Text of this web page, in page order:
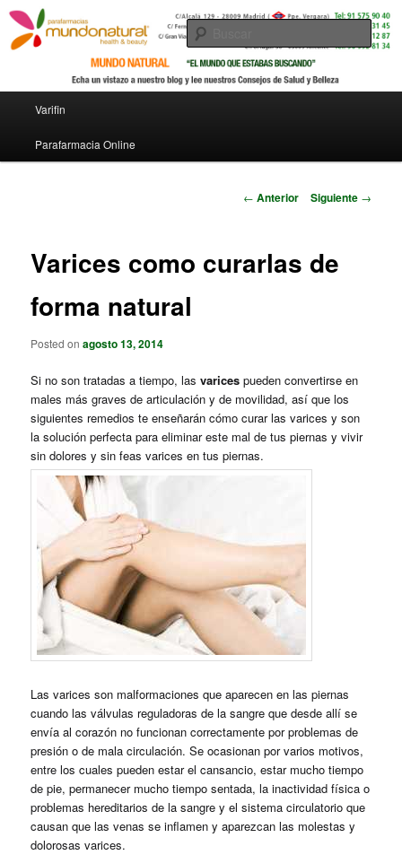
Ir al contenido principal
Varifin
Parafarmacia Online
Navegador de artículos
← Anterior Siguiente →
Varices como curarlas de
forma natural
Posted onagosto 13, 2014
Si no son tratadas a tiempo, lasvarices pueden convertirse en
males más graves de articulación y de movilidad, así que los
siguientes remedios te enseñarán cómo curar lasvarices y son
la solución perfecta para eliminar este mal de tus piernas y vivir
sin dolores y sin feas varices en tus piernas.
Las varices son malformaciones que aparecen en las piernas
cuando las válvulas reguladoras de la sangre que desde allí se
envía al corazón no funcionan correctamente por problemas de
presión o de mala circulación. Se ocasionan por varios motivos,
entre los cuales pueden estar el cansancio, estar mucho tiempo
de pie, permanecer mucho tiempo sentada, la inactividad física o
problemas hereditarios de la sangre y el sistema circulatorio que
causan que las venas se inflamen y aparezcan las molestas y
dolorosas varices.